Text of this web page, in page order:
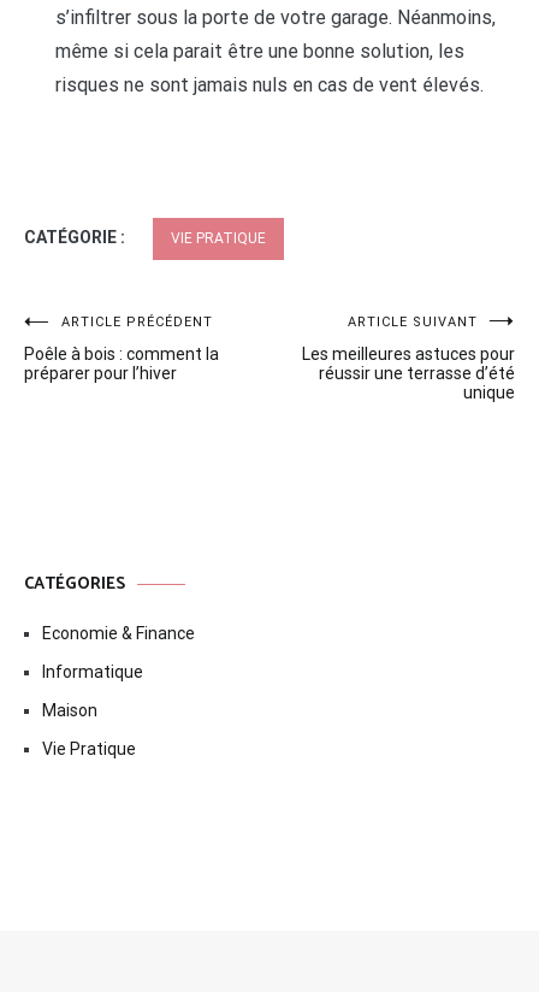
s’infiltrer sous la porte de votre garage. Néanmoins,
même si cela parait être une bonne solution, les
risques ne sont jamais nuls en cas de vent élevés.
CATÉGORIE : VIE PRATIQUE
Navigation
de
ARTICLE PRÉCÉDENT
Poêle à bois : comment la
préparer pour l’hiver
ARTICLE SUIVANT
Les meilleures astuces pour
réussir une terrasse d’été
unique
CATÉGORIES
Economie & Finance
Informatique
Maison
Vie Pratique